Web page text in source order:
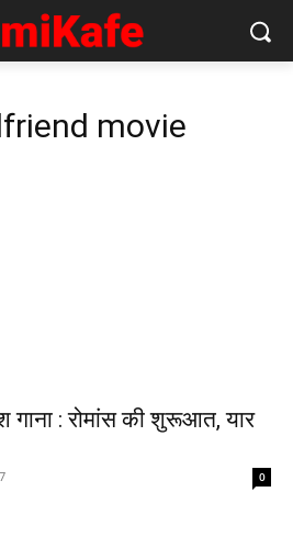
movie
गाना : रोमांस की शुरूआत, यार
0